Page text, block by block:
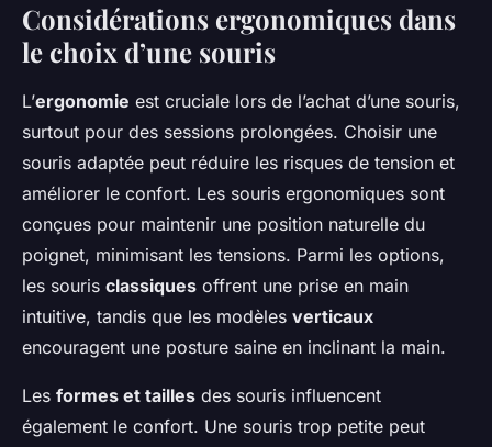
Considérations ergonomiques dans
le choix d’une souris
L’ergonomie est cruciale lors de l’achat d’une souris,
surtout pour des sessions prolongées. Choisir une
souris adaptée peut réduire les risques de tension et
améliorer le confort. Les souris ergonomiques sont
conçues pour maintenir une position naturelle du
poignet, minimisant les tensions. Parmi les options,
les souris classiques offrent une prise en main
intuitive, tandis que les modèles verticaux
encouragent une posture saine en inclinant la main.
Les formes et tailles des souris influencent
également le confort. Une souris trop petite peut